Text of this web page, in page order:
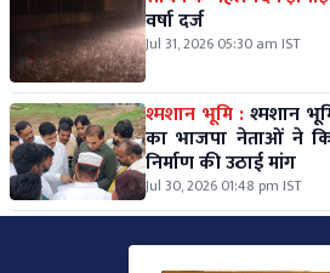
वर्षा दर्ज
Jul 31, 2026 05:30 am IST
श्मशान भूमि :श्मशान
का भाजपा नेताओं ने
निर्माण की उठाई मांग
Jul 30, 2026 01:48 pm IST